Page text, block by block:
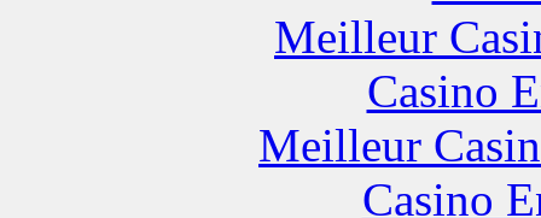
Meilleur
Casino
Meilleur
Casino